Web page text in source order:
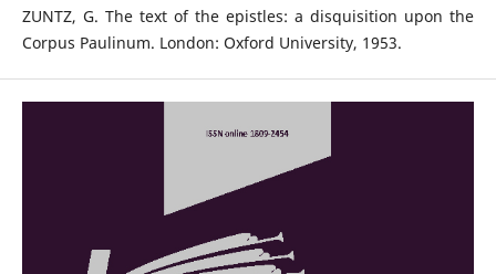
ZUNTZ, G. The text of the epistles: a disquisition upon the
Corpus Paulinum. London: Oxford University, 1953.